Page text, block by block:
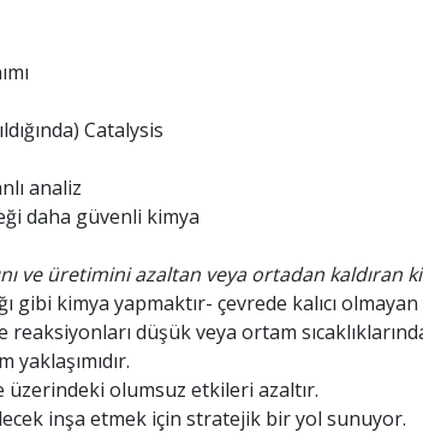
Catalysis
analiz
daha güvenli kimya
ve üretimini azaltan veya ortadan
gibi kimya yapmaktır- çevrede kalıcı
reaksiyonları düşük veya ortam
yaklaşımıdır.
üzerindeki olumsuz etkileri azaltır.
inşa etmek için stratejik bir yol sunuyor.